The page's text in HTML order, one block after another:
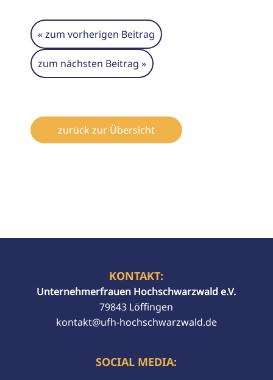
« zum vorherigen Beitrag
zum nächsten Beitrag »
zurück zur Übersicht
KONTAKT:
Unternehmerfrauen Hochschwarzwald e.V.
79843 Löffingen
kontakt@ufh-hochschwarzwald.de
SOCIAL MEDIA: